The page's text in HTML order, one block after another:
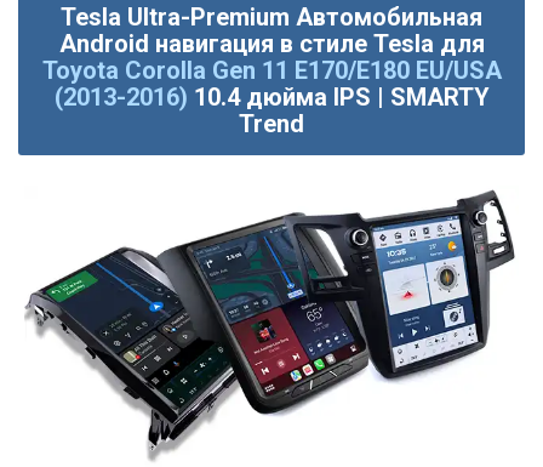
Tesla Ultra-Premium Автомобильная
Android навигация в стиле Tesla для
Toyota Corolla Gen 11 E170/E180 EU/USA
(2013-2016) 10.4 дюйма IPS | SMARTY
Trend